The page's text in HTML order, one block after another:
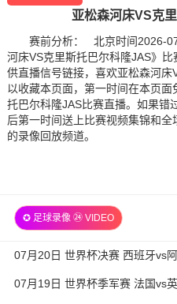
亚松森河床VS克
赛前分析： 北京时间2026-
河床VS克里斯托巴尔科隆JAS》
供直播信号链接，喜欢亚松森河
以收藏本页面，第一时间在本页
托巴尔科隆JAS比赛直播。如果错
后第一时间送上比赛视频集锦和
的录像回放频道。
✪ 足球录像 ㉔ VIDEO
07月20日 世界杯决赛 西班牙vs
07月19日 世界杯季军赛 法国vs